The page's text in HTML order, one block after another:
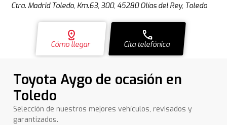
Ctra. Madrid Toledo, Km.63, 300, 45280 Olías del Rey, Toledo
distance
Cómo llegar
call
Cita telefónica
Toyota Aygo de ocasión en
Toledo
Selección de nuestros mejores vehículos, revisados y
garantizados.